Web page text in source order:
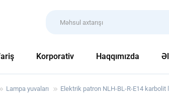
Korporativ Haqqımızda
Lampa yuvaları Elektrik patron NLH-BL-R-E14